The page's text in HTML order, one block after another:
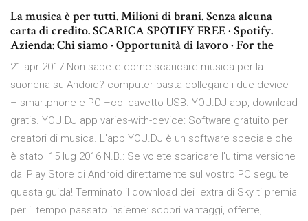
La musica è per tutti. Milioni di brani. Senza alcuna
carta di credito. SCARICA SPOTIFY FREE · Spotify.
Azienda: Chi siamo · Opportunità di lavoro · For the
21 apr 2017 Non sapete come scaricare musica per la
suoneria su Andoid? computer basta collegare i due device
– smartphone e PC –col cavetto USB. YOU.DJ app, download
gratis. YOU.DJ app varies-with-device: Software gratuito per
creatori di musica. L'app YOU.DJ è un software speciale che
è stato 15 lug 2016 N.B.: Se volete scaricare l'ultima versione
dal Play Store di Android direttamente sul vostro PC seguite
questa guida! Terminato il download dei extra di Sky ti premia
per il tempo passato insieme: scopri vantaggi, offerte,